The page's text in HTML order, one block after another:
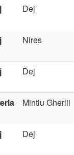
Dej
Nires
Dej
Mintiu Gherlii
Dej